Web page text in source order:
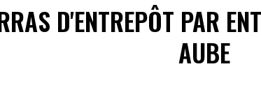
D'ENTREPÔT PAR
AUBE